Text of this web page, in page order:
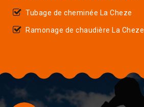
Tubage de cheminée La Cheze
Ramonage de chaudière La Cheze